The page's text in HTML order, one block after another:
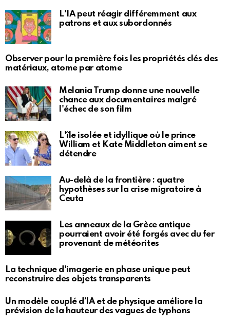
L'IA peut réagir différemment aux
patrons et aux subordonnés
Observer pour la première fois les propriétés clés des
matériaux, atome par atome
Melania Trump donne une nouvelle
chance aux documentaires malgré
l'échec de son film
L'île isolée et idyllique où le prince
William et Kate Middleton aiment se
détendre
Au-delà de la frontière : quatre
hypothèses sur la crise migratoire à
Ceuta
Les anneaux de la Grèce antique
pourraient avoir été forgés avec du fer
provenant de météorites
La technique d'imagerie en phase unique peut
reconstruire des objets transparents
Un modèle couplé d’IA et de physique améliore la
prévision de la hauteur des vagues de typhons